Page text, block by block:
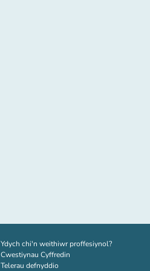
Ydych chi'n weithiwr proffesiynol?(tab newydd)
Cwestiynau Cyffredin
Telerau defnyddio